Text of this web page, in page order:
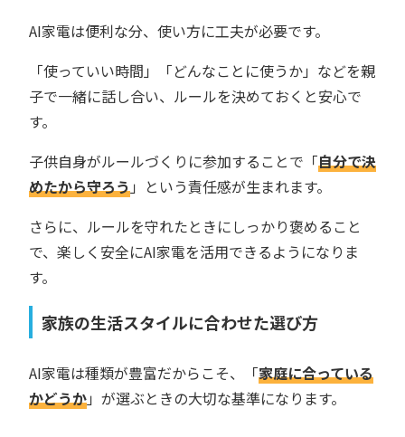
AI家電は便利な分、使い方に工夫が必要です。
「使っていい時間」「どんなことに使うか」などを親
子で一緒に話し合い、ルールを決めておくと安心で
す。
子供自身がルールづくりに参加することで「自分で決
めたから守ろう」という責任感が生まれます。
さらに、ルールを守れたときにしっかり褒めること
で、楽しく安全にAI家電を活用できるようになりま
す。
家族の生活スタイルに合わせた選び方
AI家電は種類が豊富だからこそ、「家庭に合っている
かどうか」が選ぶときの大切な基準になります。